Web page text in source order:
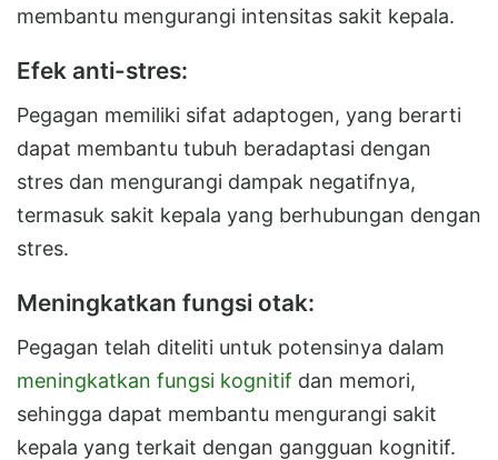
membantu mengurangi intensitas sakit kepala.
Efek anti-stres:
Pegagan memiliki sifat adaptogen, yang berarti
dapat membantu tubuh beradaptasi dengan
stres dan mengurangi dampak negatifnya,
termasuk sakit kepala yang berhubungan dengan
stres.
Meningkatkan fungsi otak:
Pegagan telah diteliti untuk potensinya dalam
meningkatkan fungsi kognitif dan memori,
sehingga dapat membantu mengurangi sakit
kepala yang terkait dengan gangguan kognitif.